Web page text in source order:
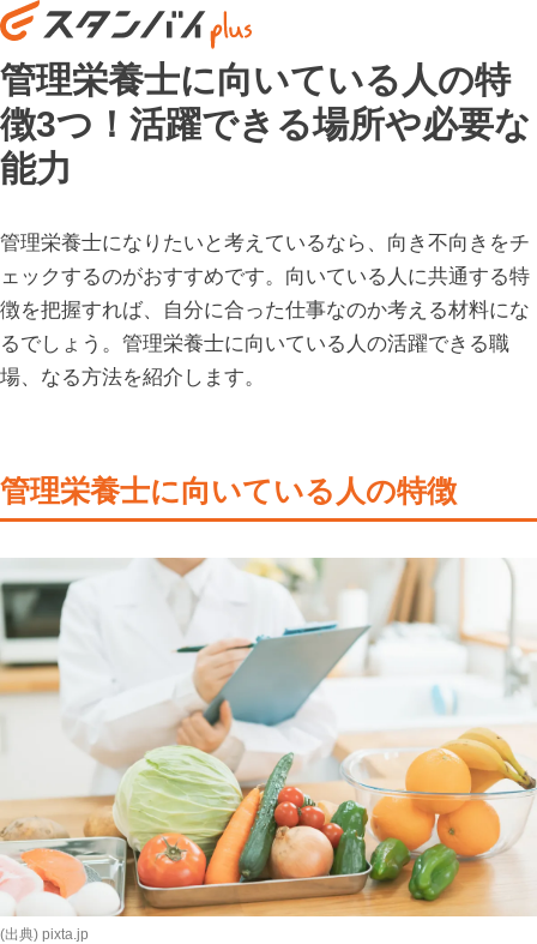
管理栄養士に向いている人の特
徴3つ！活躍できる場所や必要な
能力
管理栄養士になりたいと考えているなら、向き不向きをチ
ェックするのがおすすめです。向いている人に共通する特
徴を把握すれば、自分に合った仕事なのか考える材料にな
るでしょう。管理栄養士に向いている人の活躍できる職
場、なる方法を紹介します。
管理栄養士に向いている人の特徴
(出典) pixta.jp